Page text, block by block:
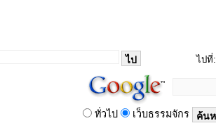
ไปที่:
ทั่วไป เว็บธรรมจักร